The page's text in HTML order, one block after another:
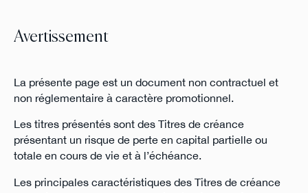
Avertissement
La présente page est un document non contractuel et
non réglementaire à caractère promotionnel.
Les titres présentés sont des Titres de créance
présentant un risque de perte en capital partielle ou
totale en cours de vie et à l’échéance.
Les principales caractéristiques des Titres de créance